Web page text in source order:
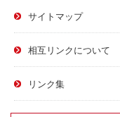
サイトマップ
相互リンクについて
リンク集